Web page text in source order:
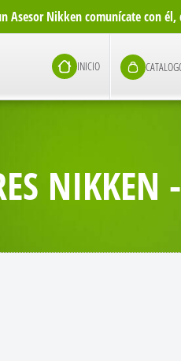
Asesor Nikken comunícate con
INICIO